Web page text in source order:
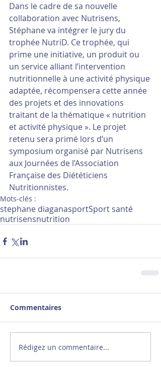
Dans le cadre de sa nouvelle
collaboration avec Nutrisens,
Stéphane va intégrer le jury du
trophée NutriD. Ce trophée, qui
prime une initiative, un produit ou
un service alliant l’intervention
nutritionnelle à une activité physique
adaptée, récompensera cette année
des projets et des innovations
traitant de la thématique « nutrition
et activité physique ». Le projet
retenu sera primé lors d’un
symposium organisé par Nutrisens
aux Journées de l’Association
Française des Diététiciens
Nutritionnistes.
Mots-clés :
stephane diaganasportSport santé
nutrisensnutrition
Commentaires
Rédigez un commentaire...